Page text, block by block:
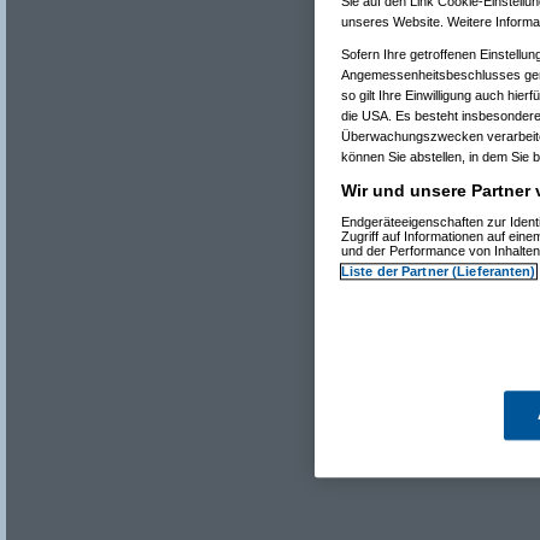
Re(22): Was ist
Re(23): Was
Re(25):
Re(25):
unseres Website. Weitere
Sofern Ihre getroffenen
Angemessenheitsbeschlusses
so gilt Ihre Einwilligung auch
die USA. Es besteht
Überwachungszwecken
können Sie abstellen, in dem Sie
Wir und unsere Partner
Endgeräteeigenschaften zur
Zugriff auf Informationen auf
und der Performance von
Liste der Partner (Lieferanten)